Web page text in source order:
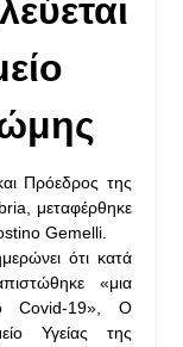
Πρόεδρος της
μεταφέρθηκε
Gemelli.
ότι κατά
«μια
Covid-19», Ο
Υγείας της